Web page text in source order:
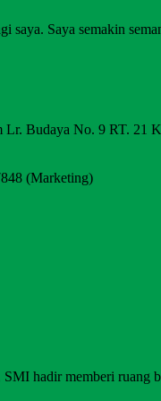
saya. Saya semakin
Budaya No. 9 RT. 21
(Marketing)
hadir memberi ruang